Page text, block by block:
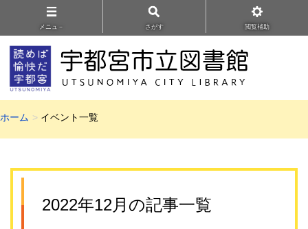
メニュ－ さがす 閲覧補助
ホーム イベント一覧
2022年12月の記事一覧